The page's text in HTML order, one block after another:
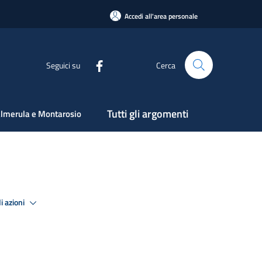
Accedi all'area personale
Seguici su Cerca
e Montarosio Tutti gli argomenti
azioni